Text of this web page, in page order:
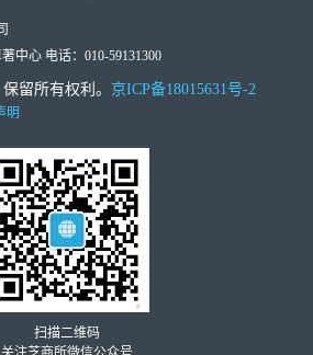
中心 电话：010-59131300
留所有权利。 京ICP备18015631号-2
明
扫描二维码